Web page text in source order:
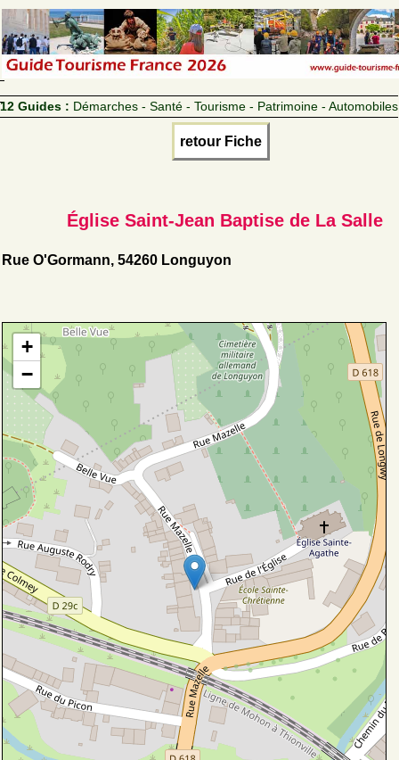
12 Guides : Démarches - Santé - Tourisme - Patrimoine - Automobiles
retour Fiche
Église Saint-Jean Baptise de La Salle
Rue O'Gormann, 54260 Longuyon
+
−